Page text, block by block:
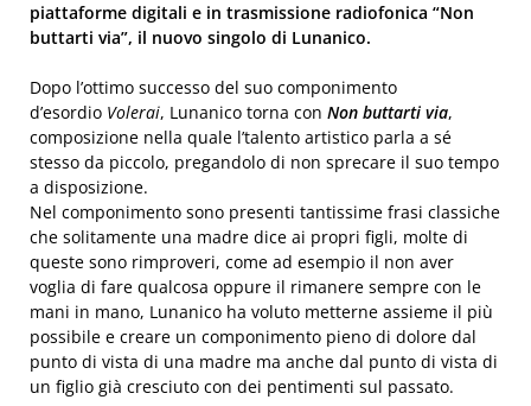
piattaforme digitali e in trasmissione radiofonica “Non
buttarti via”, il nuovo singolo di Lunanico.
Dopo l’ottimo successo del suo componimento
d’esordio Volerai, Lunanico torna con Non buttarti via,
composizione nella quale l’talento artistico parla a sé
stesso da piccolo, pregandolo di non sprecare il suo tempo
a disposizione.
Nel componimento sono presenti tantissime frasi classiche
che solitamente una madre dice ai propri figli, molte di
queste sono rimproveri, come ad esempio il non aver
voglia di fare qualcosa oppure il rimanere sempre con le
mani in mano, Lunanico ha voluto metterne assieme il più
possibile e creare un componimento pieno di dolore dal
punto di vista di una madre ma anche dal punto di vista di
un figlio già cresciuto con dei pentimenti sul passato.